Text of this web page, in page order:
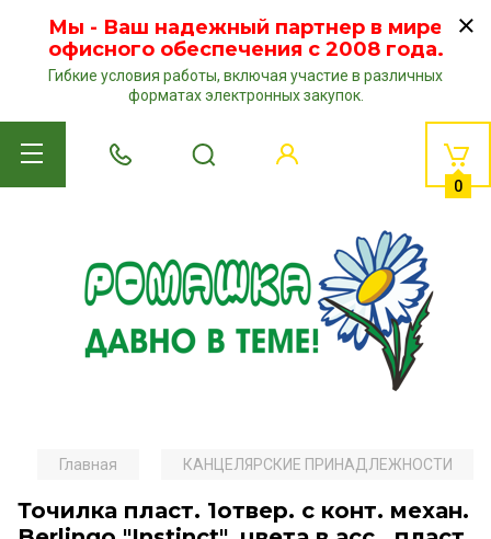
Мы - Ваш надежный партнер в мире
офисного обеспечения с 2008 года.
Гибкие условия работы, включая участие в различных
форматах электронных закупок.
0
Главная КАНЦЕЛЯРСКИЕ ПРИНАДЛЕЖНОСТИ
Точилка пласт. 1отвер. с конт. механ.